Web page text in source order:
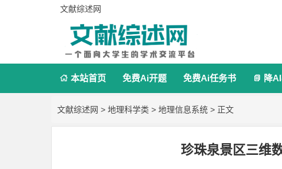
文献综述网
 本站首页 免费Ai开题 免费Ai任务书  降
文献综述网 > 地理科学类 > 地理信息系统 > 正文
珍珠泉景区三维